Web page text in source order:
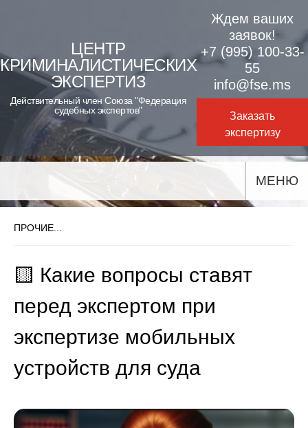
content
ЦЕНТР
КРИМИНАЛИСТИЧЕСКИХ
ЭКСПЕРТИЗ
Действительный член Союза "Федерация
судебных экспертов"
Ждем ваших
заявок!
+7 (995) 100-33-
55
info@fse.ms
Заказать
экспертизу
МЕНЮ
ПРОЧИЕ...
🟨 Какие вопросы ставят
перед экспертом при
экспертизе мобильных
устройств для суда